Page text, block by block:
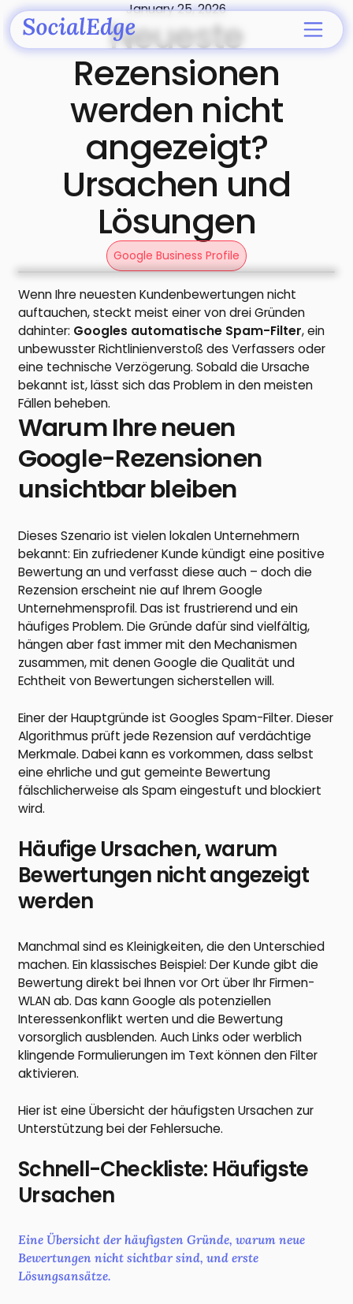
January 25, 2026
Neueste
Rezensionen
werden nicht
angezeigt?
Ursachen und
Lösungen
Google Business Profile
Wenn Ihre neuesten Kundenbewertungen nicht
auftauchen, steckt meist einer von drei Gründen
dahinter: Googles automatische Spam-Filter, ein
unbewusster Richtlinienverstoß des Verfassers oder
eine technische Verzögerung. Sobald die Ursache
bekannt ist, lässt sich das Problem in den meisten
Fällen beheben.
Warum Ihre neuen
Google-Rezensionen
unsichtbar bleiben
Dieses Szenario ist vielen lokalen Unternehmern
bekannt: Ein zufriedener Kunde kündigt eine positive
Bewertung an und verfasst diese auch – doch die
Rezension erscheint nie auf Ihrem Google
Unternehmensprofil. Das ist frustrierend und ein
häufiges Problem. Die Gründe dafür sind vielfältig,
hängen aber fast immer mit den Mechanismen
zusammen, mit denen Google die Qualität und
Echtheit von Bewertungen sicherstellen will.
Einer der Hauptgründe ist Googles Spam-Filter. Dieser
Algorithmus prüft jede Rezension auf verdächtige
Merkmale. Dabei kann es vorkommen, dass selbst
eine ehrliche und gut gemeinte Bewertung
fälschlicherweise als Spam eingestuft und blockiert
wird.
Häufige Ursachen, warum
Bewertungen nicht angezeigt
werden
Manchmal sind es Kleinigkeiten, die den Unterschied
machen. Ein klassisches Beispiel: Der Kunde gibt die
Bewertung direkt bei Ihnen vor Ort über Ihr Firmen-
WLAN ab. Das kann Google als potenziellen
Interessenkonflikt werten und die Bewertung
vorsorglich ausblenden. Auch Links oder werblich
klingende Formulierungen im Text können den Filter
aktivieren.
Hier ist eine Übersicht der häufigsten Ursachen zur
Unterstützung bei der Fehlersuche.
Schnell-Checkliste: Häufigste
Ursachen
Eine Übersicht der häufigsten Gründe, warum neue
Bewertungen nicht sichtbar sind, und erste
Lösungsansätze.